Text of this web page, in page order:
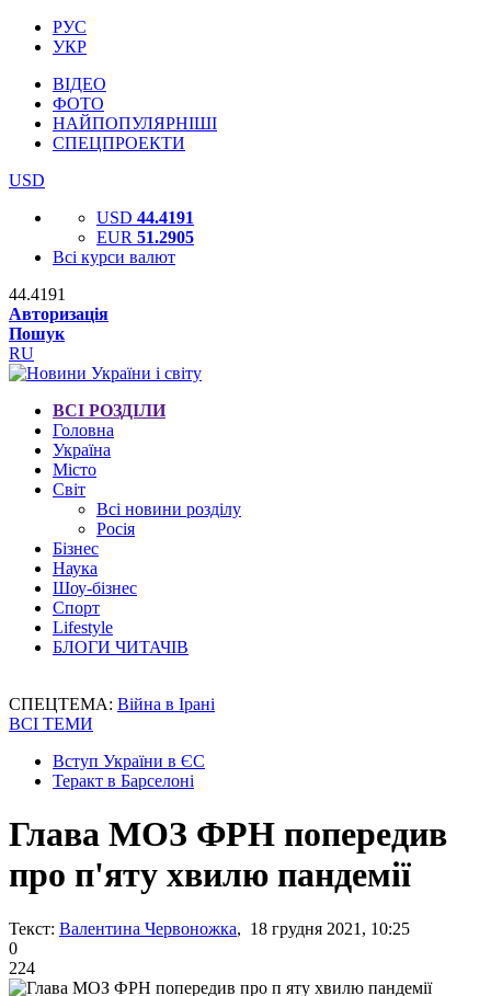
РУС
УКР
ВІДЕО
ФОТО
НАЙПОПУЛЯРНІШІ
СПЕЦПРОЕКТИ
USD
USD 44.4191
EUR 51.2905
Всі курси валют
44.4191
Авторизація
Пошук
RU
ВСІ РОЗДІЛИ
Головна
Україна
Місто
Світ
Всі новини розділу
Росія
Бізнес
Наука
Шоу-бізнес
Спорт
Lifestyle
БЛОГИ ЧИТАЧІВ
СПЕЦТЕМА: Війна в Ірані
ВСІ ТЕМИ
Вступ України в ЄС
Теракт в Барселоні
Глава МОЗ ФРН попередив
про п'яту хвилю пандемії
Текст: Валентина Червоножка, 18 грудня 2021, 10:25
0
224